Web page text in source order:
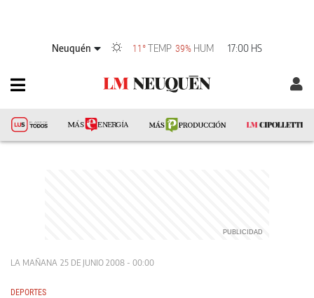
Neuquén 11°TEMP 39% HUM 17:00 HS
LA MAÑANA 25 DE JUNIO 2008 - 00:00
DEPORTES